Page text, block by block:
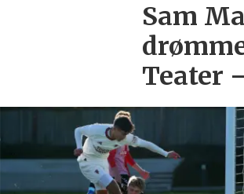
Sam
Teater